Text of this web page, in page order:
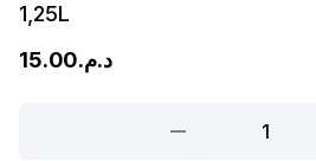
1,25L
د.م.15.00